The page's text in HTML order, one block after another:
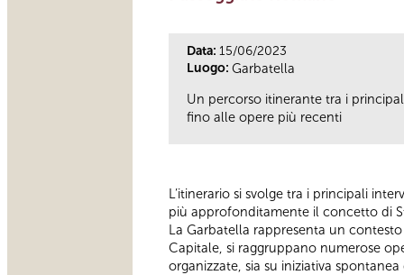
Data: 15/06/2023
Luogo: Garbatella
Un percorso itinerante tra i
fino alle opere più recenti
L’itinerario si svolge tra i principali
più approfonditamente il concetto di
La Garbatella rappresenta un
Capitale, si raggruppano numerose
organizzate, sia su iniziativa spontanea